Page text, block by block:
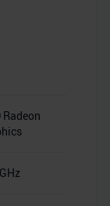
zu Ihrer
Radeon